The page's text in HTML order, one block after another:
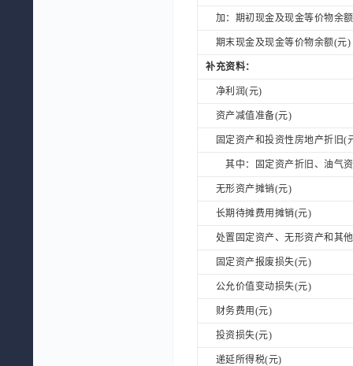
加：期初现金及现金等价物余
期末现金及现金等价物余额(元)
补充资料：
净利润(元)
资产减值准备(元)
固定资产和投资性房地产折旧(
其中：固定资产折旧、油气资
无形资产摊销(元)
长期待摊费用摊销(元)
处置固定资产、无形资产和其
固定资产报废损失(元)
公允价值变动损失(元)
财务费用(元)
投资损失(元)
递延所得税(元)